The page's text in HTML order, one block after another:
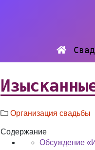
Организация свадьбы
Содержание
Обсуждение